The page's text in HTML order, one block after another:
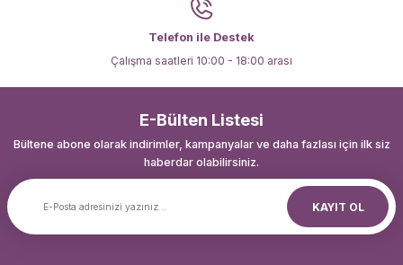
Telefon ile Destek
Çalışma saatleri 10:00 - 18:00 arası
E-Bülten Listesi
Bültene abone olarak indirimler, kampanyalar ve daha fazlası için ilk siz
haberdar olabilirsiniz.
KAYIT OL